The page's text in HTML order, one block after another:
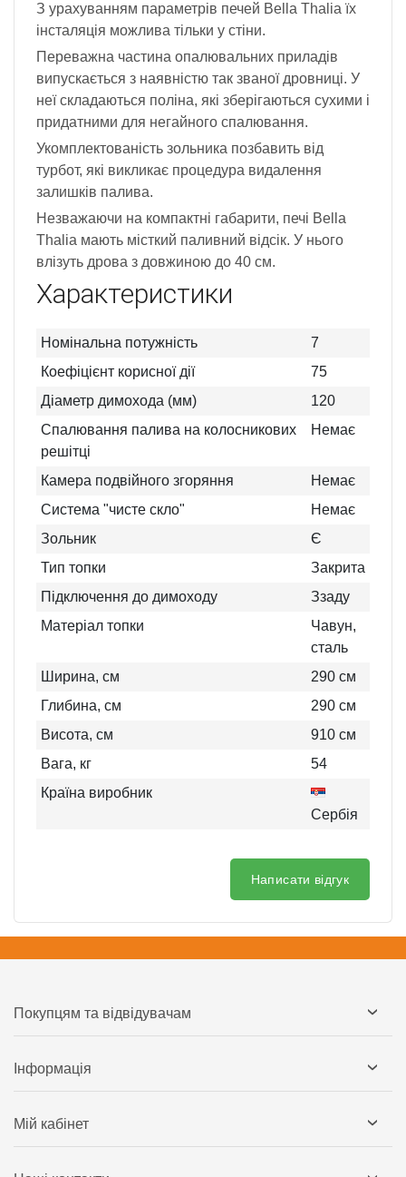
З урахуванням параметрів печей Bella Thalia їх
інсталяція можлива тільки у стіни.
Переважна частина опалювальних приладів
випускається з наявністю так званої дровниці. У
неї складаються поліна, які зберігаються сухими і
придатними для негайного спалювання.
Укомплектованість зольника позбавить від
турбот, які викликає процедура видалення
залишків палива.
Незважаючи на компактні габарити, печі Bella
Thalia мають місткий паливний відсік. У нього
влізуть дрова з довжиною до 40 см.
Характеристики
Номінальна потужність
7
Коефіцієнт корисної дії
75
Діаметр димохода (мм)
120
Спалювання палива на колосникових
решітці
Немає
Камера подвійного згоряння
Немає
Система "чисте скло"
Немає
Зольник
Є
Тип топки
Закрита
Підключення до димоходу
Ззаду
Матеріал топки
Чавун,
сталь
Ширина, см
290 см
Глибина, см
290 см
Висота, см
910 см
Вага, кг
54
Країна виробник
Сербія
Написати відгук
Покупцям та відвідувачам
Інформація
Мій кабінет